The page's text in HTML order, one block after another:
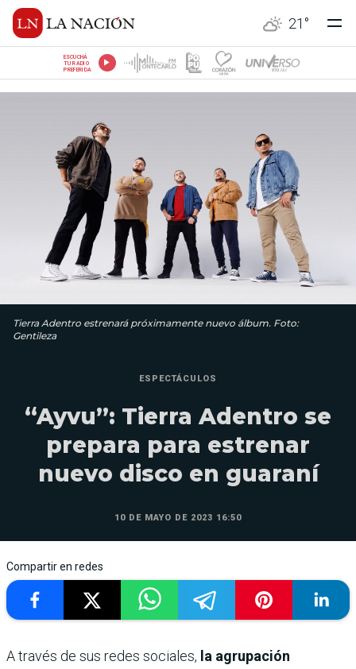
21 °
ESCUCHÁ
TU RADIO
PREFERIDA
Tierra Adentro estrenará próximamente nuevo álbum. Foto:
Gentileza
ESPECTÁCULOS
“Ayvu”: Tierra Adentro se
prepara para estrenar
nuevo disco en guaraní
10 DE MAYO DE 2023 16:50
Compartir en redes
A través de sus redes sociales, la agrupación